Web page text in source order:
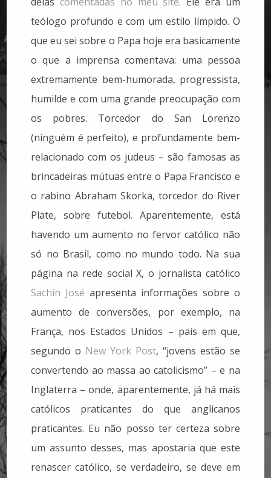
teólogo profundo e com um estilo límpido. O
que eu sei sobre o Papa hoje era basicamente
o que a imprensa comentava: uma pessoa
extremamente bem-humorada, progressista,
humilde e com uma grande preocupação com
os pobres. Torcedor do San Lorenzo
(ninguém é perfeito), e profundamente bem-
relacionado com os judeus – são famosas as
brincadeiras mútuas entre o Papa Francisco e
o rabino Abraham Skorka, torcedor do River
Plate, sobre futebol. Aparentemente, está
havendo um aumento no fervor católico não
só no Brasil, como no mundo todo. Na sua
página na rede social X, o jornalista católico
Sachin José apresenta informações sobre o
aumento de conversões, por exemplo, na
França, nos Estados Unidos – país em que,
segundo o New York Post, “jovens estão se
convertendo ao massa ao catolicismo” – e na
Inglaterra – onde, aparentemente, já há mais
católicos praticantes do que anglicanos
praticantes. Eu não posso ter certeza sobre
um assunto desses, mas apostaria que este
renascer católico, se verdadeiro, se deve em